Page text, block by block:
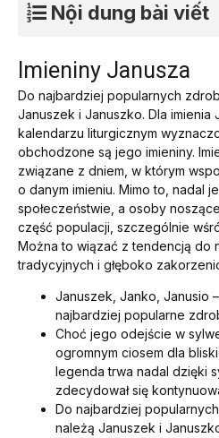
Nội dung bài viết
Imieniny Janusza
Do najbardziej popularnych
Januszek i Januszko. Dla imienia
kalendarzu liturgicznym
obchodzone są jego imieniny.
związane z dniem, w którym
o danym imieniu. Mimo to, nadal
społeczeństwie, a osoby
część populacji, szczególnie
Można to wiązać z tendencją do
tradycyjnych i głęboko
Januszek, Janko, Janusio
najbardziej popularne
Choć jego odejście w
ogromnym ciosem dla
legenda trwa nadal dzięki
zdecydował się
Do najbardziej
należą Januszek i